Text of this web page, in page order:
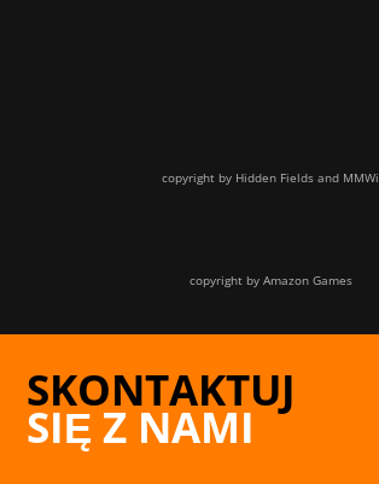
copyright by Hidden Fields and MMWi
copyright by Amazon Games
SKONTAKTUJ
SIĘ Z NAMI